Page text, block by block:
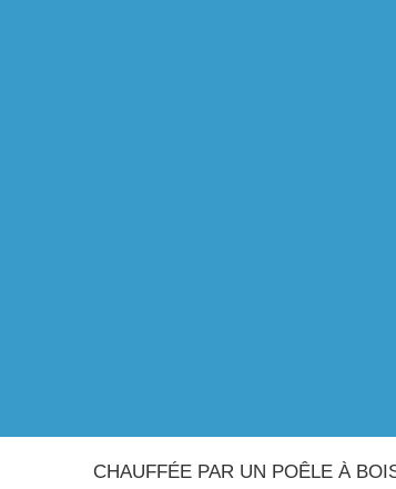
CHAUFFÉE PAR UN POÊLE À